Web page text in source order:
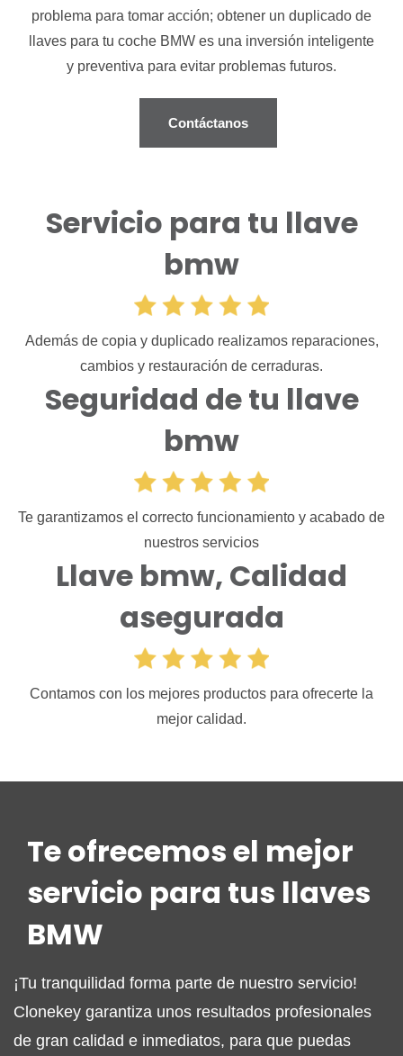
problema para tomar acción; obtener un duplicado de
llaves para tu coche BMW es una inversión inteligente
y preventiva para evitar problemas futuros.
Contáctanos
Servicio para tu llave
bmw
Además de copia y duplicado realizamos reparaciones,
cambios y restauración de cerraduras.
Seguridad de tu llave
bmw
Te garantizamos el correcto funcionamiento y acabado de
nuestros servicios
Llave bmw, Calidad
asegurada
Contamos con los mejores productos para ofrecerte la
mejor calidad.
Te ofrecemos el mejor
servicio para tus llaves
BMW
¡Tu tranquilidad forma parte de nuestro servicio!
Clonekey garantiza unos resultados profesionales
de gran calidad e inmediatos, para que puedas